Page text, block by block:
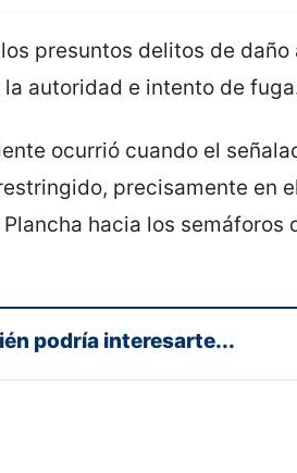
presuntos delitos de daño
autoridad e intento de
ocurrió cuando el
precisamente en
hacia los semáforos
podría interesarte...